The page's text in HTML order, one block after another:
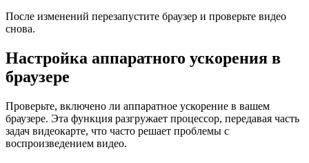
После изменений перезапустите браузер и проверьте видео
снова.
Настройка аппаратного ускорения в
браузере
Проверьте, включено ли аппаратное ускорение в вашем
браузере. Эта функция разгружает процессор, передавая часть
задач видеокарте, что часто решает проблемы с
воспроизведением видео.